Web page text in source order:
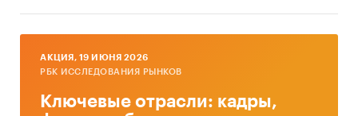
AКЦИЯ, 19 ИЮНЯ 2026
РБК ИССЛЕДОВАНИЯ РЫНКОВ
Ключевые отрасли: кадры,